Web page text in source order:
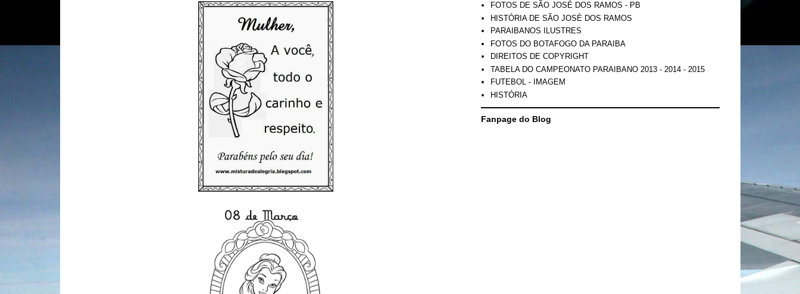
FOTOS DE SÃO JOSÉ DOS RAMOS - PB
HISTÓRIA DE SÃO JOSÉ DOS RAMOS
PARAIBANOS ILUSTRES
FOTOS DO BOTAFOGO DA PARAIBA
DIREITOS DE COPYRIGHT
TABELA DO CAMPEONATO PARAIBANO 2013 - 2014 - 2015
FUTEBOL - IMAGEM
HISTÓRIA
Fanpage do Blog